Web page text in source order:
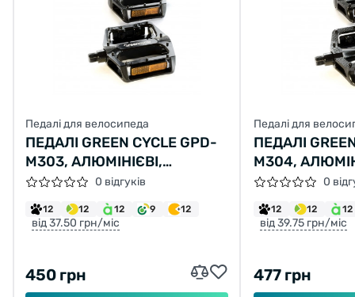
Педалі для велосипеда
ПЕДАЛІ GREEN CYCLE GPD-
M303, АЛЮМІНІЄВІ,
КУЛЬКОВІ ПІДШИПНИКИ,
ВІСЬ 9/16" БОРИСТА СТАЛЬ
(РОЗМІР 108Х100Х24) 404
0 відгуків
12 12 12 9 12
від 37.50 грн/міс
450 грн
Педалі для
ПЕДАЛІ
M304,
КУЛЬКОВІ
ВІСЬ 9/16"
(РОЗМІР
0
12 12 12
від 39.75 грн/міс
477 грн